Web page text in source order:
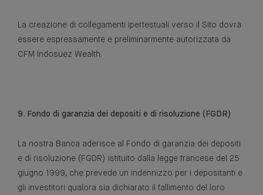
La creazione di collegamenti ipertestuali verso il Sito dovrà
essere espressamente e preliminarmente autorizzata da
CFM Indosuez Wealth.
9. Fondo di garanzia dei depositi e di risoluzione (FGDR)
La nostra Banca aderisce al Fondo di garanzia dei depositi
e di risoluzione (FGDR) istituito dalla legge francese del 25
giugno 1999, che prevede un indennizzo per i depositanti e
gli investitori qualora sia dichiarato il fallimento del loro